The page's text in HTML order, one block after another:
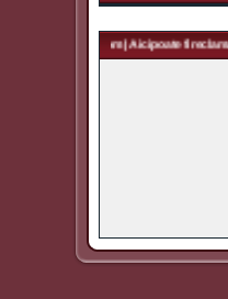
| Aici poate fi reclama